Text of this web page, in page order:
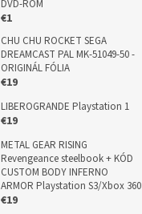
DVD-ROM
€1
CHU CHU ROCKET SEGA
DREAMCAST PAL MK-51049-50 -
ORIGINÁL FÓLIA
€19
LIBEROGRANDE Playstation 1
€19
METAL GEAR RISING
Revengeance steelbook + KÓD
CUSTOM BODY INFERNO
ARMOR Playstation S3/Xbox 360
€19